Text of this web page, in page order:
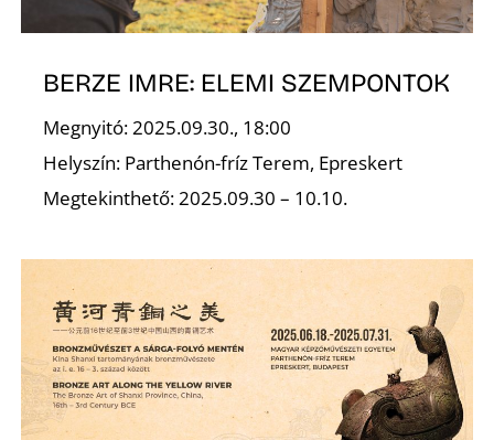
BERZE IMRE: ELEMI SZEMPONTOK
Megnyitó: 2025.09.30., 18:00
Helyszín: Parthenón-fríz Terem, Epreskert
Megtekinthető: 2025.09.30 – 10.10.